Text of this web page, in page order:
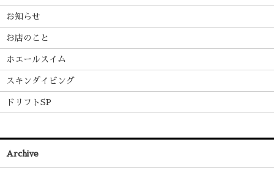
お知らせ
お店のこと
ホエールスイム
スキンダイビング
ドリフトSP
Archive